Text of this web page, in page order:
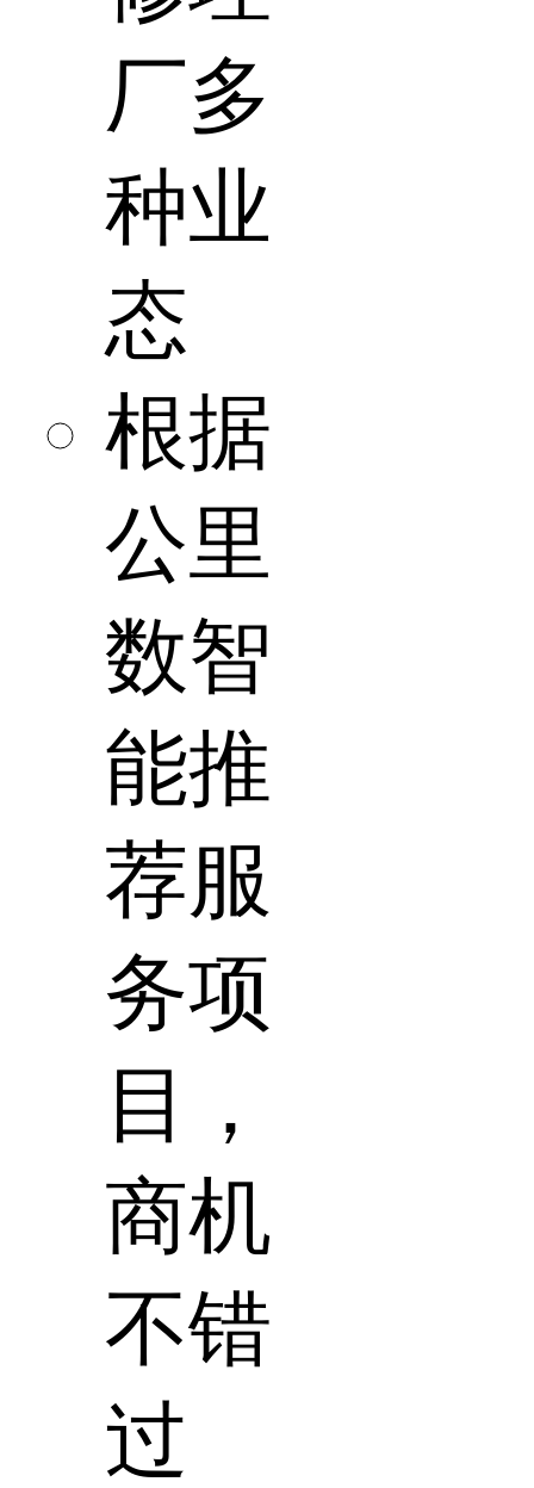
厂多
种业
态
根据
公里
数智
能推
荐服
务项
目，
商机
不错
过